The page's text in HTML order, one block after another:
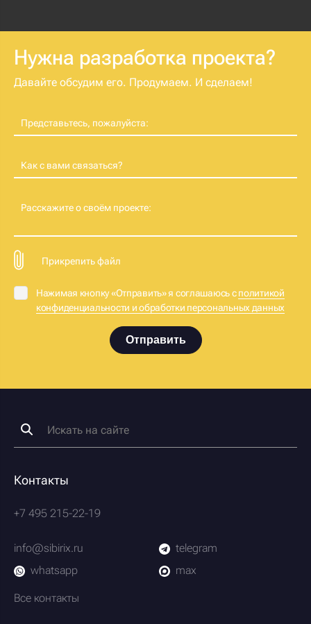
Нужна разработка проекта?
Давайте обсудим его. Продумаем. И сделаем!
Представьтесь, пожалуйста:
Как с вами связаться?
Расскажите о своём проекте:
Прикрепить файл
Нажимая кнопку «Отправить» я соглашаюсь сполитикой
конфиденциальности и обработки персональных данных
Отправить
Контакты
+7 495 215-22-19
info@sibirix.ru
telegram
whatsapp
max
Все контакты